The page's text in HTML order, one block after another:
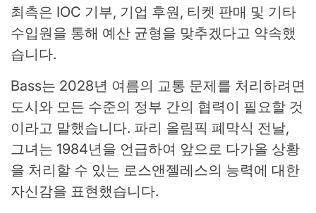
최측은 IOC 기부, 기업 후원, 티켓 판매 및 기타
수입원을 통해 예산 균형을 맞추겠다고 약속했
습니다.
Bass는 2028년 여름의 교통 문제를 처리하려면
도시와 모든 수준의 정부 간의 협력이 필요할 것
이라고 말했습니다. 파리 올림픽 폐막식 전날,
그녀는 1984년을 언급하여 앞으로 다가올 상황
을 처리할 수 있는 로스앤젤레스의 능력에 대한
자신감을 표현했습니다.